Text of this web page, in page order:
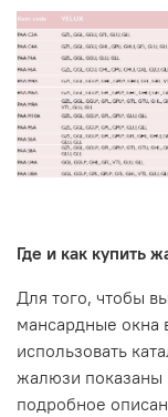
Где и как купить
Для того, чтобы
мансардные окна
использовать
жалюзи
подробное